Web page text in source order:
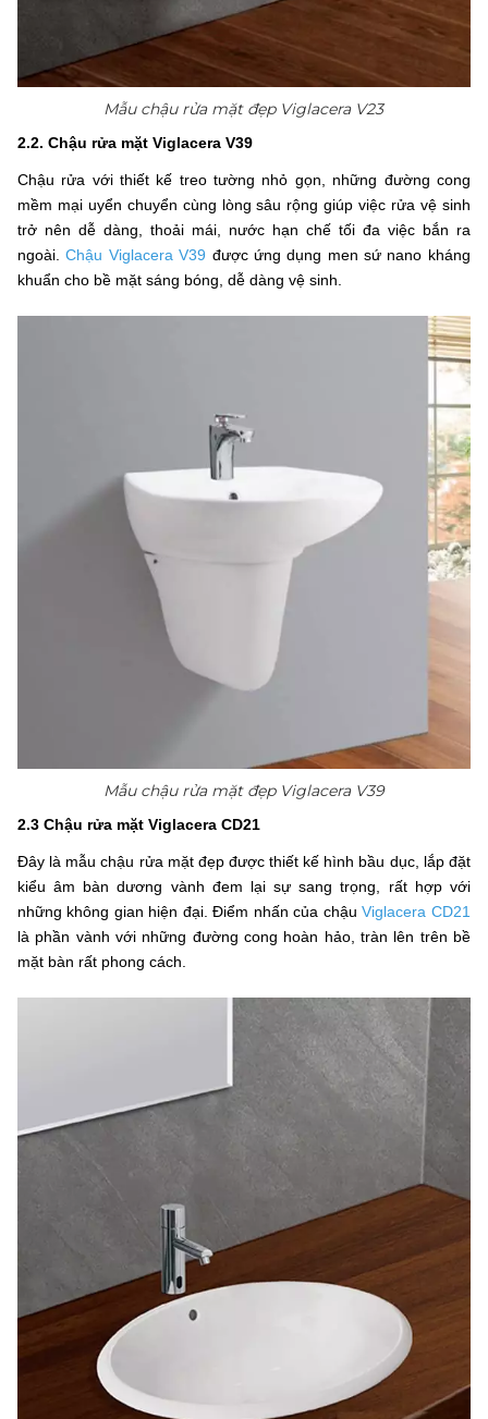
Mẫu chậu rửa mặt đẹp Viglacera V23
2.2. Chậu rửa mặt Viglacera V39
Chậu rửa với thiết kế treo tường nhỏ gọn, những đường cong
mềm mại uyển chuyển cùng lòng sâu rộng giúp việc rửa vệ sinh
trở nên dễ dàng, thoải mái, nước hạn chế tối đa việc bắn ra
ngoài.Chậu Viglacera V39 được ứng dụng men sứ nano kháng
khuẩn cho bề mặt sáng bóng, dễ dàng vệ sinh.
Mẫu chậu rửa mặt đẹp Viglacera V39
2.3 Chậu rửa mặt Viglacera CD21
Đây là mẫu chậu rửa mặt đẹp được thiết kế hình bầu dục, lắp đặt
kiểu âm bàn dương vành đem lại sự sang trọng, rất hợp với
những không gian hiện đại. Điểm nhấn của chậuViglacera CD21
là phần vành với những đường cong hoàn hảo, tràn lên trên bề
mặt bàn rất phong cách.